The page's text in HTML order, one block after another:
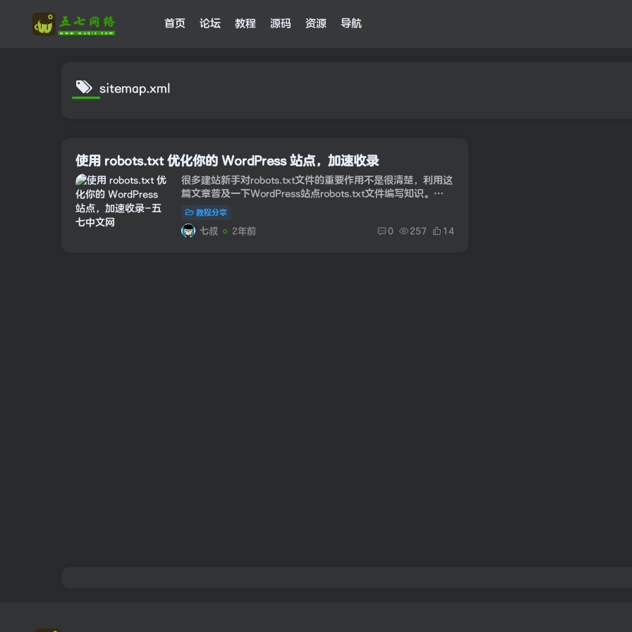
首页 论坛 教程 源码 资源 导航
sitemap.xml
使用 robots.txt 优化你的 WordPress 站点，加速收录
很多建站新手对robots.txt文件的重要作用不是很清楚，利用这
篇文章普及一下WordPress站点robots.txt文件编写知识。
Robots协议（也称为爬虫协议、机器人协议等）的全称是“网
络爬虫排除标准”（R...
教程分享
七叔 2年前 0 257 14